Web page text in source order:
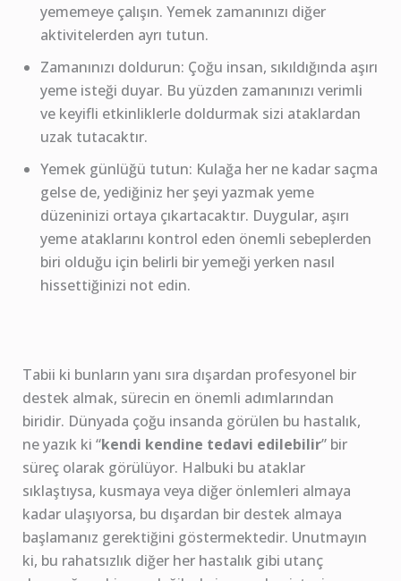
yememeye çalışın. Yemek zamanınızı diğer
aktivitelerden ayrı tutun.
Zamanınızı doldurun: Çoğu insan, sıkıldığında aşırı
yeme isteği duyar. Bu yüzden zamanınızı verimli
ve keyifli etkinliklerle doldurmak sizi ataklardan
uzak tutacaktır.
Yemek günlüğü tutun: Kulağa her ne kadar saçma
gelse de, yediğiniz her şeyi yazmak yeme
düzeninizi ortaya çıkartacaktır. Duygular, aşırı
yeme ataklarını kontrol eden önemli sebeplerden
biri olduğu için belirli bir yemeği yerken nasıl
hissettiğinizi not edin.
Tabii ki bunların yanı sıra dışardan profesyonel bir
destek almak, sürecin en önemli adımlarından
biridir. Dünyada çoğu insanda görülen bu hastalık,
ne yazık ki “kendi kendine tedavi edilebilir” bir
süreç olarak görülüyor. Halbuki bu ataklar
sıklaştıysa, kusmaya veya diğer önlemleri almaya
kadar ulaşıyorsa, bu dışardan bir destek almaya
başlamanız gerektiğini göstermektedir. Unutmayın
ki, bu rahatsızlık diğer her hastalık gibi utanç